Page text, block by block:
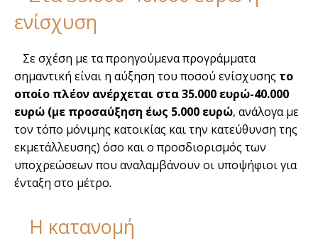
ενίσχυση
Σε σχέση με τα προηγούμενα προγράμματα
σημαντική είναι η αύξηση του ποσού ενίσχυσης το
οποίο πλέον ανέρχεται στα 35.000 ευρώ-40.000
ευρώ (με προσαύξηση έως 5.000 ευρώ, ανάλογα με
τον τόπο μόνιμης κατοικίας και την κατεύθυνση της
εκμετάλλευσης) όσο και ο προσδιορισμός των
υποχρεώσεων που αναλαμβάνουν οι υποψήφιοι για
ένταξη στο μέτρο.
Η κατανομή